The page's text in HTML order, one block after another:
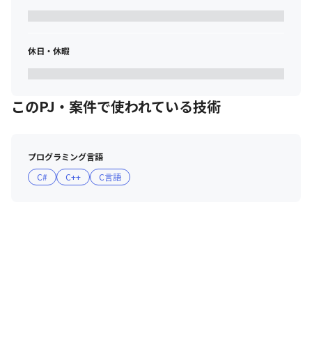
休日・休暇
このPJ・案件で使われている技術
プログラミング言語
C#
C++ C言語